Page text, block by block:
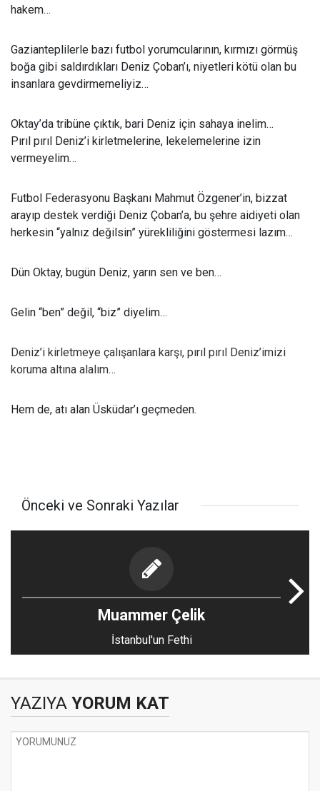
hakem…
Gazianteplilerle bazı futbol yorumcularının, kırmızı görmüş
boğa gibi saldırdıkları Deniz Çoban’ı, niyetleri kötü olan bu
insanlara gevdirmemeliyiz…
Oktay’da tribüne çıktık, bari Deniz için sahaya inelim…
Pırıl pırıl Deniz’i kirletmelerine, lekelemelerine izin
vermeyelim…
Futbol Federasyonu Başkanı Mahmut Özgener’in, bizzat
arayıp destek verdiği Deniz Çoban’a, bu şehre aidiyeti olan
herkesin “yalnız değilsin” yürekliliğini göstermesi lazım…
Dün Oktay, bugün Deniz, yarın sen ve ben…
Gelin “ben” değil, “biz” diyelim…
Deniz’i kirletmeye çalışanlara karşı, pırıl pırıl Deniz’imizi
koruma altına alalım…
Hem de, atı alan Üsküdar’ı geçmeden.
Önceki ve Sonraki Yazılar
Muammer Çelik
İstanbul'un Fethi
YAZIYA YORUM KAT